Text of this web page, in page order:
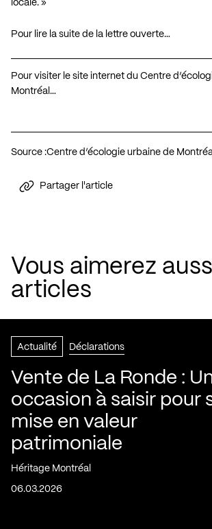
locale. »
Pour lire la suite de la lettre ouverte…
Pour visiter le site internet du Centre
Montréal…
Source :Centre d’écologie urbaine de Montréal
Partager l'article
Vous aimerez
articles
Actualité Déclarations
Vente de La Ronde :
occasion à saisir pour
mise en valeur
patrimoniale
Héritage Montréal
06.03.2026